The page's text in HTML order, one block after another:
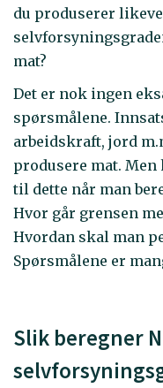
du produserer
mat?
Det er nok ingen
spørsmålene.
arbeidskraft, jord
produsere mat.
til dette når man
Hvor går grensen
Hvordan skal man
Spørsmålene er
Slik beregner